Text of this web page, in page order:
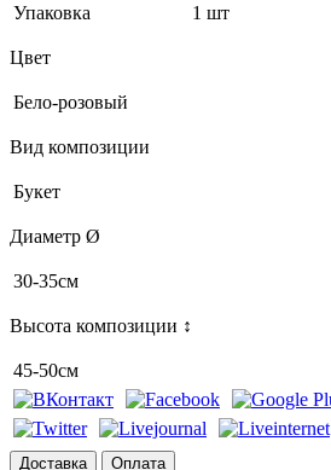
Упаковка
1 шт
Цвет
Бело-розовый
Вид композиции
Букет
Диаметр Ø
30-35см
Высота композиции ↕
45-50см
Доставка Оплата